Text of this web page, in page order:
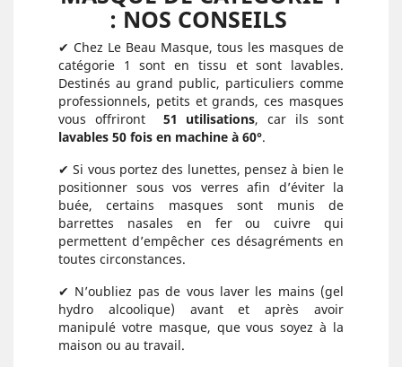
: NOS CONSEILS
✔ Chez Le Beau Masque, tous les masques de
catégorie 1 sont en tissu et sont lavables.
Destinés au grand public, particuliers comme
professionnels, petits et grands, ces masques
vous offriront
51 utilisations, car ils sont
lavables 50 fois en machine à 60°.
✔ Si vous portez des lunettes, pensez à bien le
positionner sous vos verres afin d’éviter la
buée, certains masques sont munis de
barrettes nasales en fer ou cuivre qui
permettent d’empêcher ces désagréments en
toutes circonstances.
✔ N’oubliez pas de vous laver les mains (gel
hydro alcoolique) avant et après avoir
manipulé votre masque, que vous soyez à la
maison ou au travail.